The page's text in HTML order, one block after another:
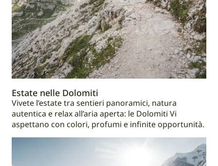
Estate nelle Dolomiti
Vivete l’estate tra sentieri panoramici, natura
autentica e relax all’aria aperta: le Dolomiti Vi
aspettano con colori, profumi e infinite opportunità.